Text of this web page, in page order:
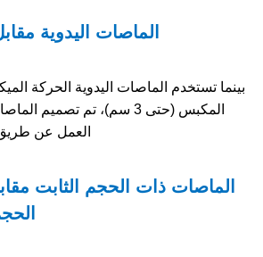
الماصات اليدوية
بينما تستخدم الماصات اليدوية الحركة
المكبس (حتى 3 سم)، تم تصميم
العمل عن طريق
الماصات ذات الحجم الثابت